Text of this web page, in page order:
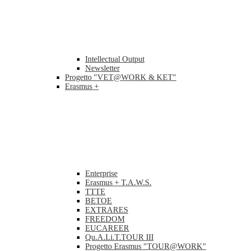
Intellectual Output
Newsletter
Progetto "VET@WORK & KET"
Erasmus +
Enterprise
Erasmus + T.A.W.S.
TTTE
BETOE
EXTRARES
FREEDOM
EUCAREER
Qu.A.Li.T.TOUR III
Progetto Erasmus "TOUR@WORK"